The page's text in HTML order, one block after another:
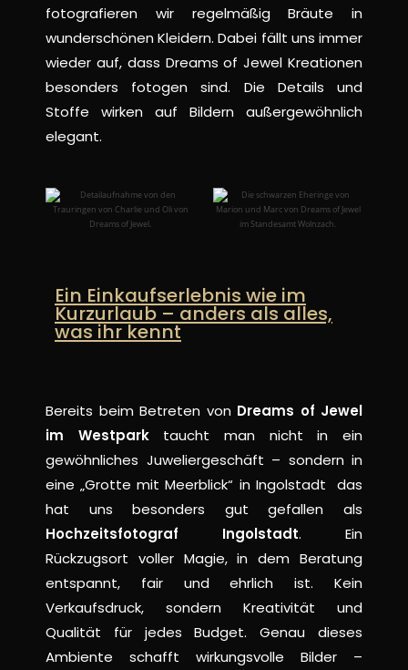
fotografieren wir regelmäßig Bräute in
wunderschönen Kleidern. Dabei fällt uns immer
wieder auf, dass Dreams of Jewel Kreationen
besonders fotogen sind. Die Details und
Stoffe wirken auf Bildern außergewöhnlich
elegant.
Ein Einkaufserlebnis wie im
Kurzurlaub – anders als alles,
was ihr kennt
Bereits beim Betreten von Dreams of Jewel
im Westparktaucht man nicht in ein
gewöhnliches Juweliergeschäft – sondern in
eine „Grotte mit Meerblick“ in Ingolstadt das
hat uns besonders gut gefallen als
Hochzeitsfotograf Ingolstadt. Ein
Rückzugsort voller Magie, in dem Beratung
entspannt, fair und ehrlich ist. Kein
Verkaufsdruck, sondern Kreativität und
Qualität für jedes Budget. Genau dieses
Ambiente schafft wirkungsvolle Bilder –